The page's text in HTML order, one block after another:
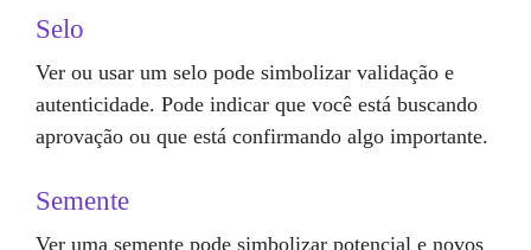
Selo
Ver ou usar um selo pode simbolizar validação e
autenticidade. Pode indicar que você está buscando
aprovação ou que está confirmando algo importante.
Semente
Ver uma semente pode simbolizar potencial e novos